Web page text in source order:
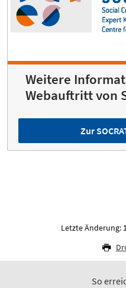
Weitere
Webauftritt von
Zur
Letzte Änderung:
So